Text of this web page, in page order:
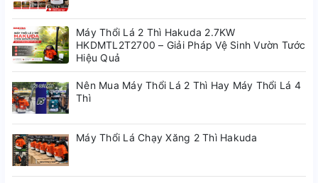
Máy Thổi Lá 2 Thì Hakuda 2.7KW
HKDMTL2T2700 – Giải Pháp Vệ Sinh Vườn Tước
Hiệu Quả
Nên Mua Máy Thổi Lá 2 Thì Hay Máy Thổi Lá 4
Thì
Máy Thổi Lá Chạy Xăng 2 Thì Hakuda